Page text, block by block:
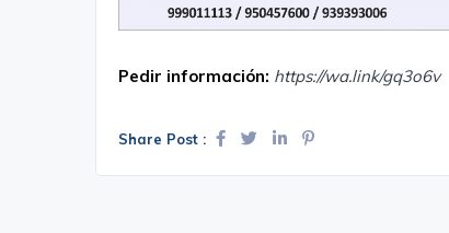
Pedir información: https://wa.link/gq3o6v
Share Post :